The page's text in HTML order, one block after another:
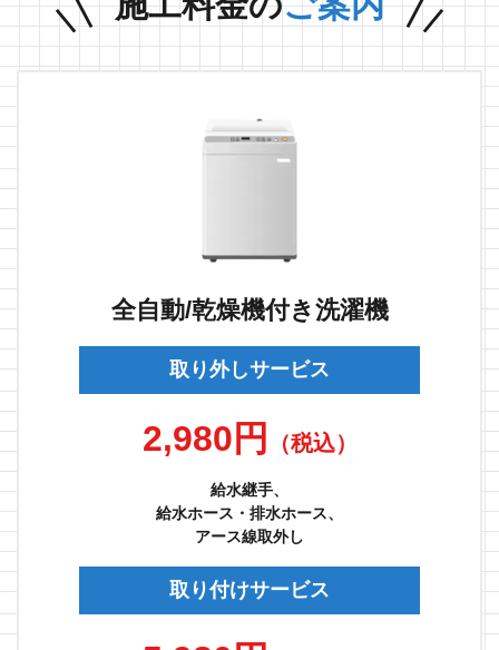
全自動/乾燥機付き洗濯機
取り外しサービス
2,980円 （税込）
給水継手、
給水ホース・排水ホース、
アース線取外し
取り付けサービス